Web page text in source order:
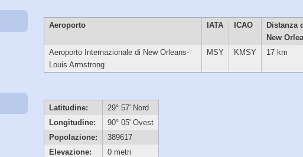
Aeroporto IATA ICAO
Distanza
New
Aeroporto Internazionale di New Orleans-
Louis Armstrong
MSY KMSY 17 km
Latitudine:
29° 57' Nord
Longitudine:
90° 05' Ovest
Popolazione:
389617
Elevazione:
0 metri